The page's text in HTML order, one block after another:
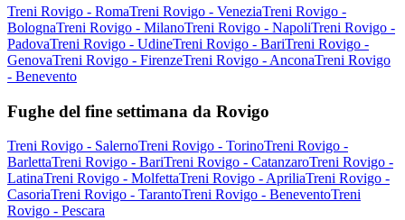
Treni Rovigo - RomaTreni Rovigo - VeneziaTreni Rovigo -
BolognaTreni Rovigo - MilanoTreni Rovigo - NapoliTreni Rovigo -
PadovaTreni Rovigo - UdineTreni Rovigo - BariTreni Rovigo -
GenovaTreni Rovigo - FirenzeTreni Rovigo - AnconaTreni Rovigo
- Benevento
Fughe del fine settimana da Rovigo
Treni Rovigo - SalernoTreni Rovigo - TorinoTreni Rovigo -
BarlettaTreni Rovigo - BariTreni Rovigo - CatanzaroTreni Rovigo -
LatinaTreni Rovigo - MolfettaTreni Rovigo - ApriliaTreni Rovigo -
CasoriaTreni Rovigo - TarantoTreni Rovigo - BeneventoTreni
Rovigo - Pescara